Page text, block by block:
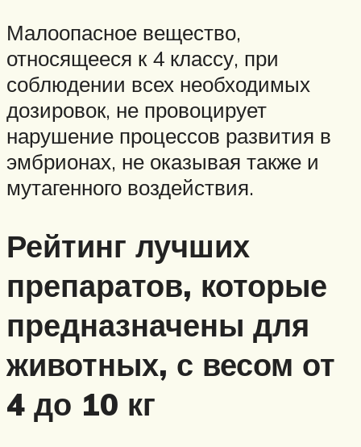
Малоопасное вещество,
относящееся к 4 классу, при
соблюдении всех необходимых
дозировок, не провоцирует
нарушение процессов развития в
эмбрионах, не оказывая также и
мутагенного воздействия.
Рейтинг лучших
препаратов, которые
предназначены для
животных, с весом от
4 до 10 кг